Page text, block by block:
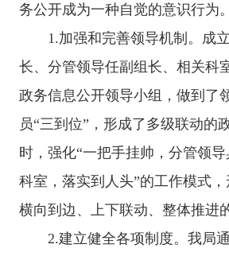
务公开成为一种自觉的意识行为。
1.加强和完善领导机制。成
长、分管领导任副组长、相关科
政务信息公开领导小组，做到了
员“三到位”，形成了多级联动的
时，强化“一把手挂帅，分管领导
科室，落实到人头”的工作模式，
横向到边、上下联动、整体推进
2.建立健全各项制度。我局